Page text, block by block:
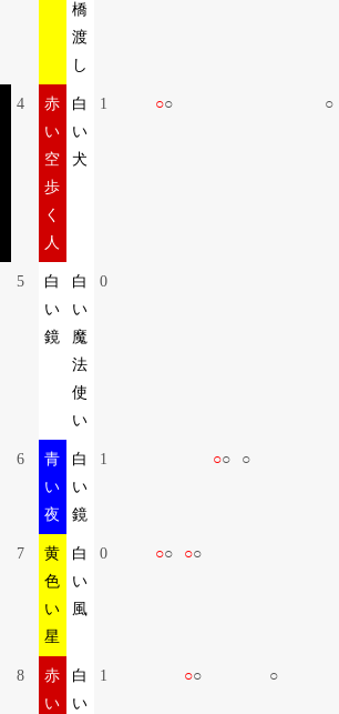
橋
渡
し
4
赤
い
空
歩
く
人
白
い
犬
1 ○○ ○
5
白
い
鏡
白
い
魔
法
使
い
0
6
青
い
夜
白
い
鏡
1 ○○ ○
7
黄
色
い
星
白
い
風
0 ○○ ○○
8
赤
い
白
い
1 ○○ ○